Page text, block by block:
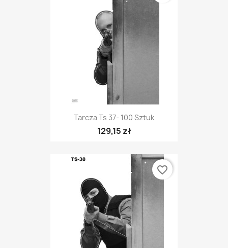
Tarcza Ts 37- 100 Sztuk
129,15 zł
favorite_border